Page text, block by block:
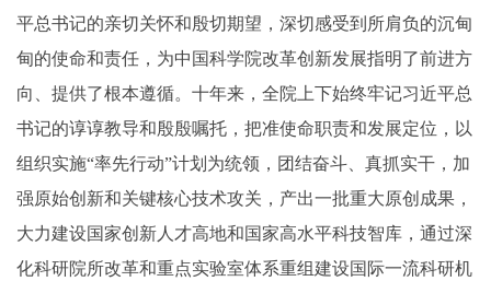
平总书记的亲切关怀和殷切期望，深切感受到所肩负的沉甸
甸的使命和责任，为中国科学院改革创新发展指明了前进方
向、提供了根本遵循。十年来，全院上下始终牢记习近平总
书记的谆谆教导和殷殷嘱托，把准使命职责和发展定位，以
组织实施“率先行动”计划为统领，团结奋斗、真抓实干，加
强原始创新和关键核心技术攻关，产出一批重大原创成果，
大力建设国家创新人才高地和国家高水平科技智库，通过深
化科研院所改革和重点实验室体系重组建设国际一流科研机